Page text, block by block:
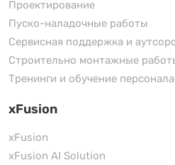
Проектирование
Пуско-наладочные работы
Сервисная поддержка и
Строительно монтажные
Тренинги и обучение персонала
xFusion
xFusion
xFusion AI Solution